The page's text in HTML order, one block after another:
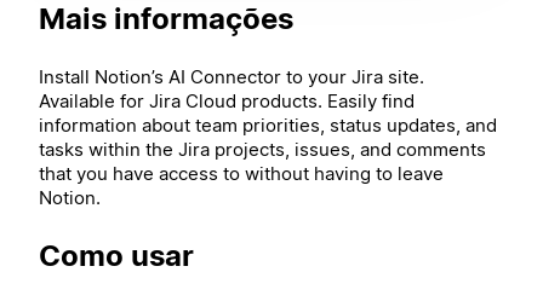
Mais informações
Install Notion’s AI Connector to your Jira site.
Available for Jira Cloud products. Easily find
information about team priorities, status updates, and
tasks within the Jira projects, issues, and comments
that you have access to without having to leave
Notion.
Como usar